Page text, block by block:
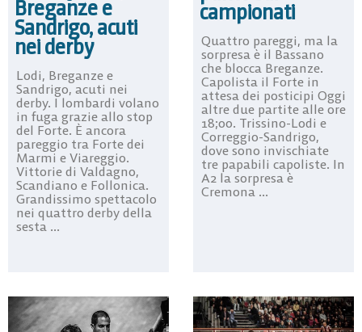
Breganze e
Sandrigo, acuti
nei derby
Lodi, Breganze e
Sandrigo, acuti nei
derby. I lombardi volano
in fuga grazie allo stop
del Forte. È ancora
pareggio tra Forte dei
Marmi e Viareggio.
Vittorie di Valdagno,
Scandiano e Follonica.
Grandissimo spettacolo
nei quattro derby della
sesta ...
campionati
Quattro pareggi, ma la
sorpresa è il Bassano
che blocca Breganze.
Capolista il Forte in
attesa dei posticipi Oggi
altre due partite alle ore
18;00. Trissino-Lodi e
Correggio-Sandrigo,
dove sono invischiate
tre papabili capoliste. In
A2 la sorpresa è
Cremona ...